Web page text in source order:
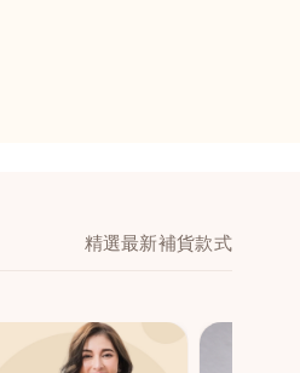
精選最新補貨款式